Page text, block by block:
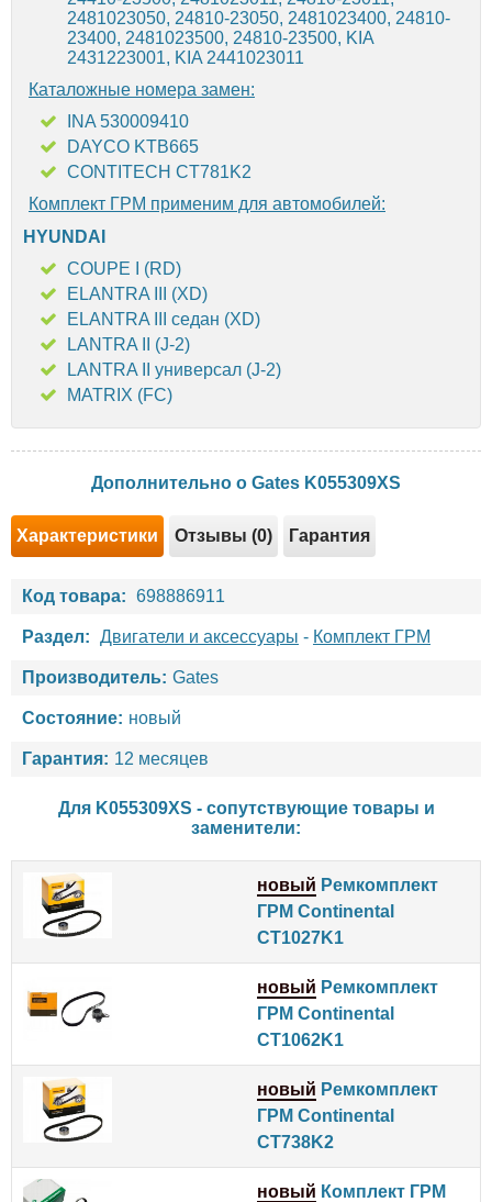
2481023050, 24810-23050, 2481023400, 24810-
23400, 2481023500, 24810-23500, KIA
2431223001, KIA 2441023011
Каталожные номера замен:
INA 530009410
DAYCO KTB665
CONTITECH CT781K2
Комплект ГРМ применим для автомобилей:
HYUNDAI
COUPE I (RD)
ELANTRA III (XD)
ELANTRA III седан (XD)
LANTRA II (J-2)
LANTRA II универсал (J-2)
MATRIX (FC)
Дополнительно о Gates K055309XS
Характеристики Отзывы (0) Гарантия
Код товара: 698886911
Раздел: Двигатели и аксессуары - Комплект ГРМ
Производитель: Gates
Состояние: новый
Гарантия: 12 месяцев
Для K055309XS - сопутствующие товары и
заменители:
новый Ремкомплект
ГРМ Continental
CT1027K1
новый Ремкомплект
ГРМ Continental
CT1062K1
новый Ремкомплект
ГРМ Continental
CT738K2
новый Комплект ГРМ